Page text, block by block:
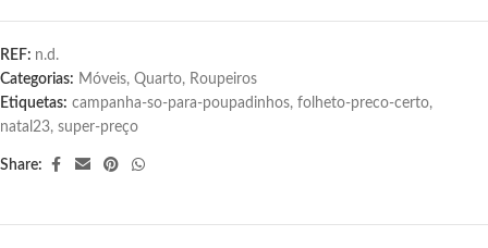
REF: n.d.
Categorias: Móveis, Quarto, Roupeiros
Etiquetas: campanha-so-para-poupadinhos, folheto-preco-certo,
natal23, super-preço
Share: